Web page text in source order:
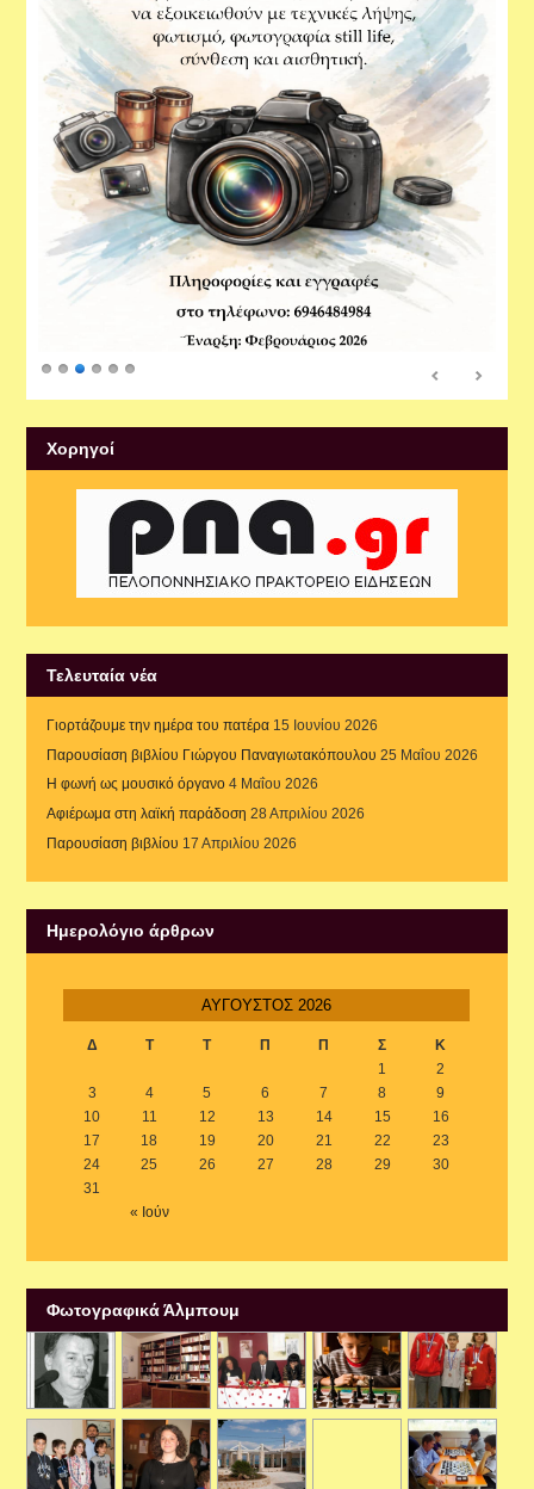
Xορηγοί
Τελευταία νέα
Γιορτάζουμε την ημέρα του πατέρα 15 Ιουνίου 2026
Παρουσίαση βιβλίου Γιώργου Παναγιωτακόπουλου 25 Μαΐου 2026
Η φωνή ως μουσικό όργανο 4 Μαΐου 2026
Αφιέρωμα στη λαϊκή παράδοση 28 Απριλίου 2026
Παρουσίαση βιβλίου 17 Απριλίου 2026
Ημερολόγιο άρθρων
ΑΎΓΟΥΣΤΟΣ 2026
Δ Τ Τ Π Π Σ Κ
« Ιούν
1
2
3
4 5 6 7 8
9
10
11 12 13 14 15
16
17
18 19 20 21 22
23
24
25 26 27 28 29
30
31
Φωτογραφικά Άλμπουμ